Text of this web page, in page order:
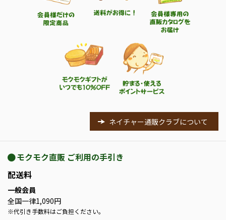
ネイチャー通販クラブについて
モクモク直販 ご利用の手引き
配送料
一般会員
全国一律1,090円
※代引き手数料はご負担ください。